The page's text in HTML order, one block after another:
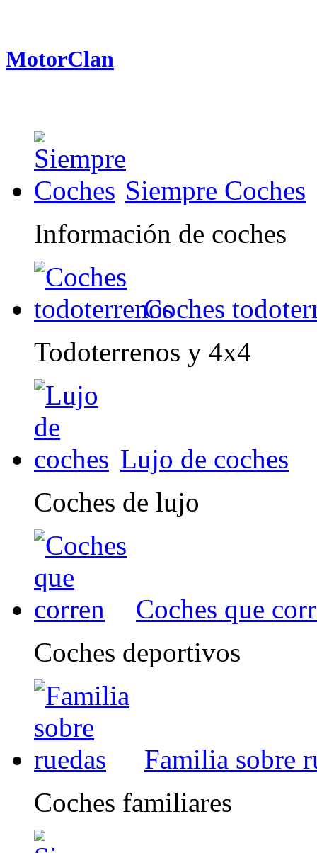
MotorClan
Siempre Coches
Información de coches
Coches
Todoterrenos y 4x4
Lujo de coches
Coches de lujo
Coches que
Coches deportivos
Familia sobre
Coches familiares